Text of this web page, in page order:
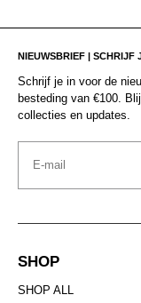
NIEUWSBRIEF | SCHRIJF
Schrijf je in voor de
besteding van €100.
collecties en updates.
Email
SHOP
SHOP ALL